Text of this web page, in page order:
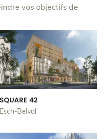
vos objectifs de
SQUARE 42
Esch-Belval